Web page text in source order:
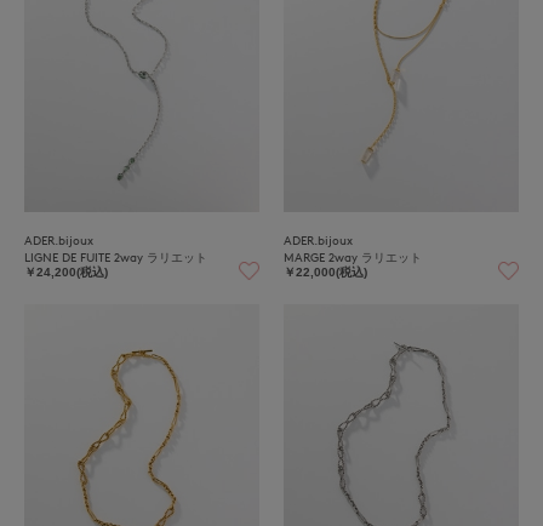
ADER.bijoux
LIGNE DE FUITE 2way ラリエット
￥24,200(税込)
ADER.bijoux
MARGE 2way ラリエット
￥22,000(税込)